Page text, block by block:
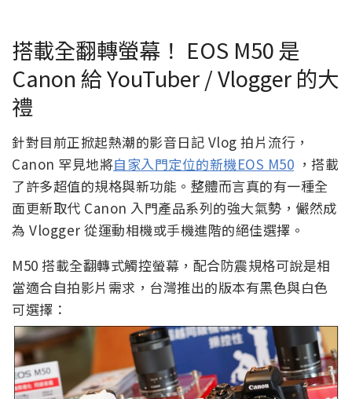
搭載全翻轉螢幕！ EOS M50 是
Canon 給 YouTuber / Vlogger 的大
禮
針對目前正掀起熱潮的影音日記 Vlog 拍片流行，
Canon 罕見地將自家入門定位的新機EOS M50 ，搭載
了許多超值的規格與新功能。整體而言真的有一種全
面更新取代 Canon 入門產品系列的強大氣勢，儼然成
為 Vlogger 從運動相機或手機進階的絕佳選擇。
M50 搭載全翻轉式觸控螢幕，配合防震規格可說是相
當適合自拍影片需求，台灣推出的版本有黑色與白色
可選擇：